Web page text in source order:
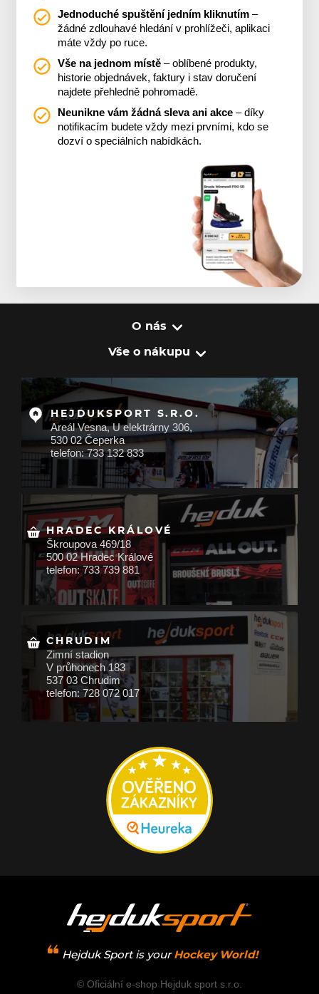
Jednoduché spuštění jedním kliknutím –
žádné zdlouhavé hledání v prohlížeči, aplikaci
máte vždy po ruce.
Vše na jednom místě – oblíbené produkty,
historie objednávek, faktury i stav doručení
najdete přehledně pohromadě.
Neunikne vám žádná sleva ani akce – díky
notifikacím budete vždy mezi prvními, kdo se
dozví o speciálních nabídkách.
O nás
Vše o nákupu
HEJDUKSPORT S.R.O.
Areál Vesna, U elektrárny 306,
530 02 Čeperka
telefon: 733 132 833
HRADEC KRÁLOVÉ
Škroupova 469/18
500 02 Hradec Králové
telefon: 733 739 881
CHRUDIM
Zimní stadion
V průhonech 183
537 03 Chrudim
telefon: 728 072 017
Hejduk Sport is your Hockey World!
© Oficiální e-shop Hejduk sport s.r.o.